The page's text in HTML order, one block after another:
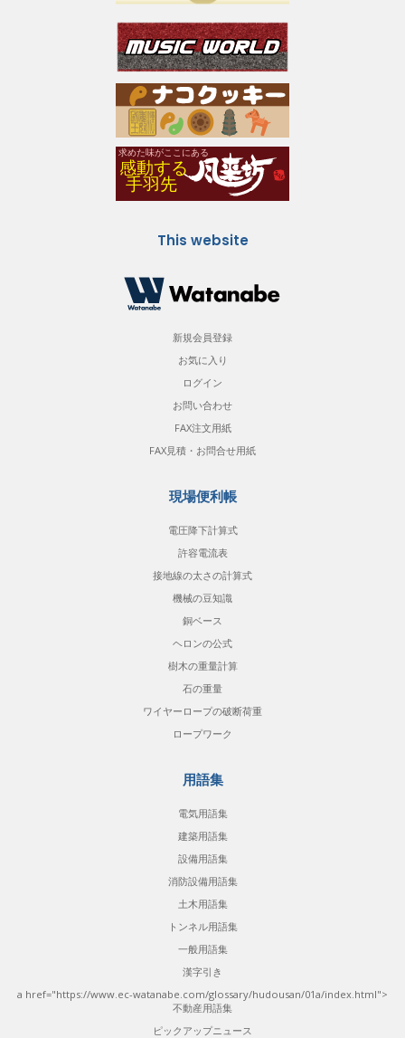
This website
新規会員登録
お気に入り
ログイン
お問い合わせ
FAX注文用紙
FAX見積・お問合せ用紙
現場便利帳
電圧降下計算式
許容電流表
接地線の太さの計算式
機械の豆知識
銅ベース
ヘロンの公式
樹木の重量計算
石の重量
ワイヤーロープの破断荷重
ロープワーク
用語集
電気用語集
建築用語集
設備用語集
消防設備用語集
土木用語集
トンネル用語集
一般用語集
漢字引き
a href="https://www.ec-watanabe.com/glossary/hudousan/01a/index.html">
不動産用語集
ピックアップニュース